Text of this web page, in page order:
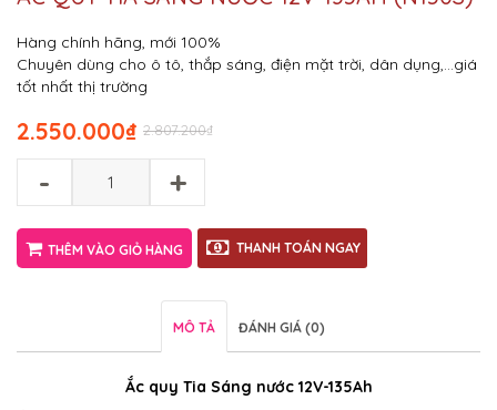
Hàng chính hãng, mới 100%
Chuyên dùng cho ô tô, thắp sáng, điện mặt trời, dân dụng,…giá
tốt nhất thị trường
₫
2.807.200
₫
2.550.000
- +
THÊM VÀO GIỎ HÀNG THANH TOÁN NGAY
MÔ TẢ ĐÁNH GIÁ (0)
Ắc quy Tia Sáng nước 12V-135Ah